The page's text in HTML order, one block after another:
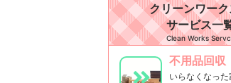
クリーンワー
サービス一
Clean Works
不用品回収
いらなくなっ